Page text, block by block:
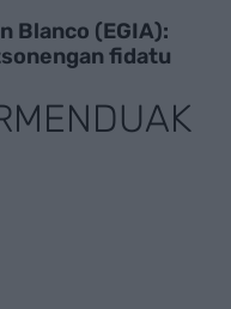
Blanco (EGIA):
fidatu